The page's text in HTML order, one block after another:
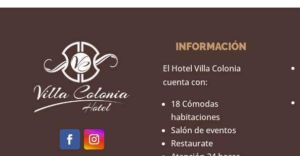
INFORMACIÓN
El Hotel Villa Colonia
cuenta con:
18 Cómodas
habitaciones
Salón de eventos
Restaurate